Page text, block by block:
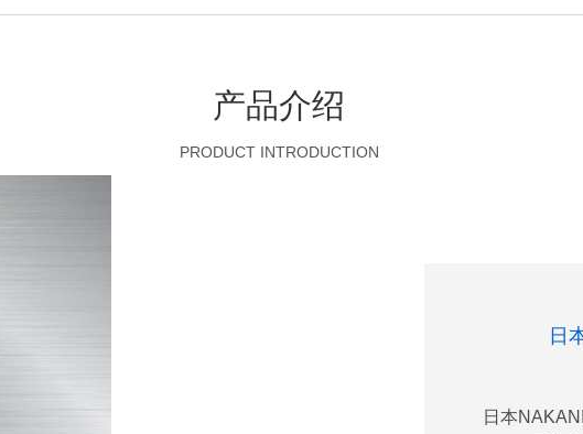
产品介绍
PRODUCT INTRODUCTION
日
日本